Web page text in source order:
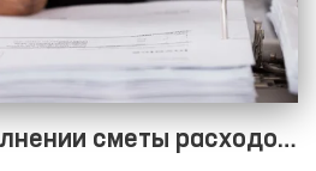
сметы расходов